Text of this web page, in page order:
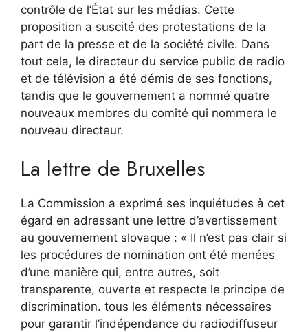
contrôle de l’État sur les médias. Cette
proposition a suscité des protestations de la
part de la presse et de la société civile. Dans
tout cela, le directeur du service public de radio
et de télévision a été démis de ses fonctions,
tandis que le gouvernement a nommé quatre
nouveaux membres du comité qui nommera le
nouveau directeur.
La lettre de Bruxelles
La Commission a exprimé ses inquiétudes à cet
égard en adressant une lettre d’avertissement
au gouvernement slovaque : « Il n’est pas clair si
les procédures de nomination ont été menées
d’une manière qui, entre autres, soit
transparente, ouverte et respecte le principe de
discrimination. tous les éléments nécessaires
pour garantir l’indépendance du radiodiffuseur